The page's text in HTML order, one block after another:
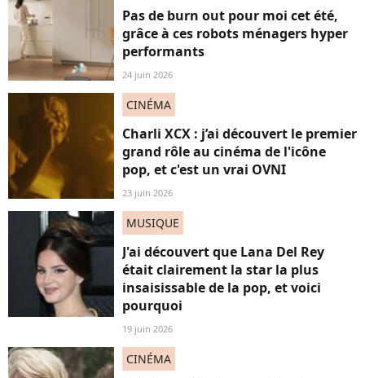
Pas de burn out pour moi cet été,
grâce à ces robots ménagers hyper
performants
24 juin 2026
CINÉMA
Charli XCX : j’ai découvert le premier
grand rôle au cinéma de l'icône
pop, et c'est un vrai OVNI
23 juin 2026
MUSIQUE
J'ai découvert que Lana Del Rey
était clairement la star la plus
insaisissable de la pop, et voici
pourquoi
19 juin 2026
CINÉMA